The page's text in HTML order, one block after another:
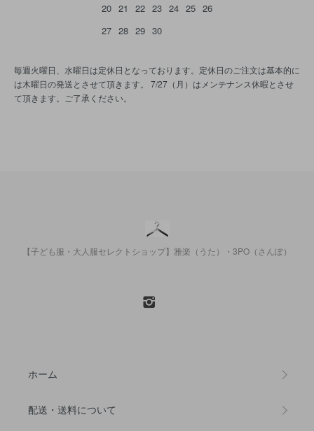
20 21 22 23 24 25 26
27 28 29 30
毎週火曜日、水曜日は定休日となっております。定休日のご注文は基本的に
は木曜日の発送とさせて頂きます。 7/27（月）はメンテナンス休暇とさせ
て頂きます。ご了承ください。
【子ども服・大人服セレクトショップ】雅楽（うた）・3PO（さんぽ）
ホーム
配送・送料について